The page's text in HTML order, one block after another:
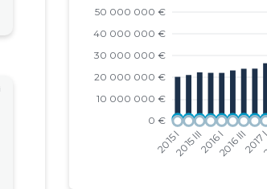
2024 II
2024 I
2023 IV
* 41 652 694 €
* 42 612 764 €